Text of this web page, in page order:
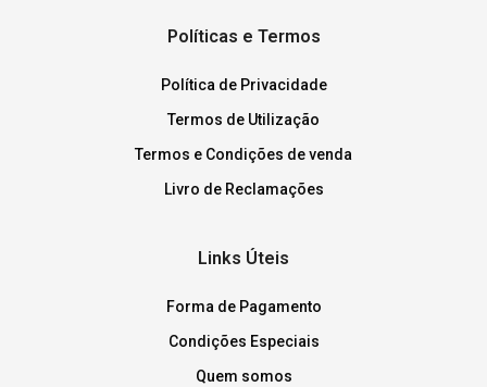
Políticas e Termos
Política de Privacidade
Termos de Utilização
Termos e Condições de venda
Livro de Reclamações
Links Úteis
Forma de Pagamento
Condições Especiais
Quem somos